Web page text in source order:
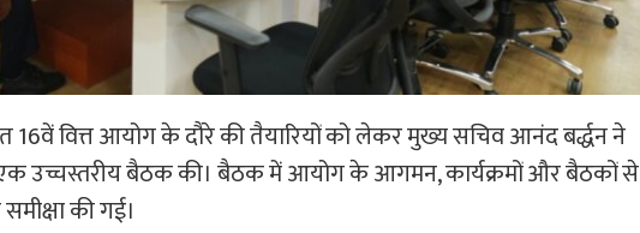
16वें वित्त आयोग के दौरे की तैयारियों को लेकर मुख्य सचिव आनंद बर्द्धन ने
उच्चस्तरीय बैठक की। बैठक में आयोग के आगमन, कार्यक्रमों और बैठकों से
की गई।